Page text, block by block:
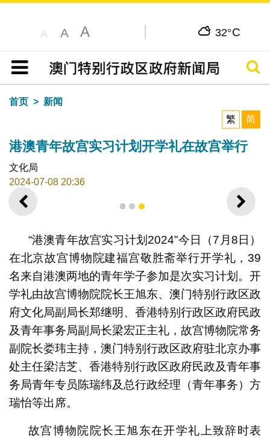
A A A 32°C
目录
搜寻
首页
新闻
繁
简
港澳青年故宫实习计划开学礼在故宫举行
文化局
2024-07-08 20:36
上一则 下一
文化局局长梁惠敏特意在行前简介会上为实习生打气勉
励。
1 2 3
“港澳青年故宫实习计划2024”今日（7月8日）
在北京故宫博物院建福宫敬胜斋举行开学礼，39
名来自港澳两地的青年学子参加是次实习计划。开
学礼由故宫博物院院长王旭东、澳门特别行政区政
府文化局副局长郑继明、香港特别行政区政府民政
及青年事务局副局长梁宏正主礼，故宫博物院常务
副院长娄玮主持，澳门特别行政区政府驻北京办事
处主任梁洁芝、香港特别行政区政府民政及青年事
务局青年专员陈瑞纬及总行政经理（青年事务）方
瑞怡等出席。
故宫博物院院长王旭东在开学礼上致辞时表